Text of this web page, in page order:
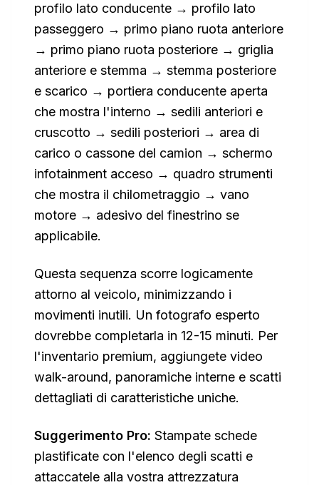
profilo lato conducente → profilo lato
passeggero → primo piano ruota anteriore
→ primo piano ruota posteriore → griglia
anteriore e stemma → stemma posteriore
e scarico → portiera conducente aperta
che mostra l'interno → sedili anteriori e
cruscotto → sedili posteriori → area di
carico o cassone del camion → schermo
infotainment acceso → quadro strumenti
che mostra il chilometraggio → vano
motore → adesivo del finestrino se
applicabile.
Questa sequenza scorre logicamente
attorno al veicolo, minimizzando i
movimenti inutili. Un fotografo esperto
dovrebbe completarla in 12-15 minuti. Per
l'inventario premium, aggiungete video
walk-around, panoramiche interne e scatti
dettagliati di caratteristiche uniche.
Suggerimento Pro: Stampate schede
plastificate con l'elenco degli scatti e
attaccatele alla vostra attrezzatura